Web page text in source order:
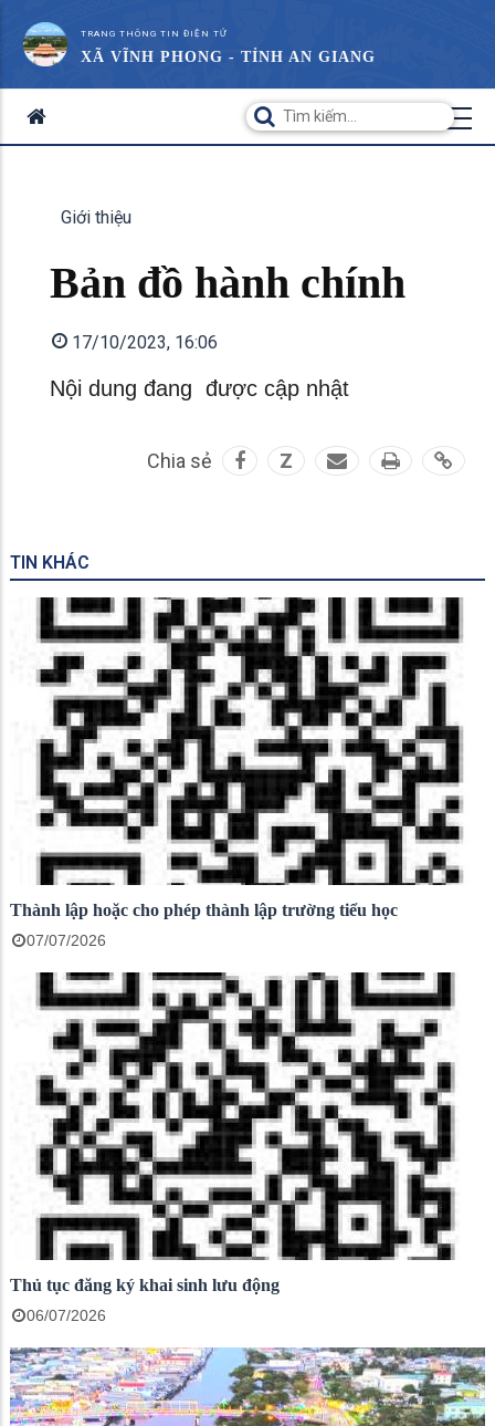
TRANG THÔNG TIN ĐIỆN TỬ
XÃ VĨNH PHONG - TỈNH AN GIANG
Giới thiệu
Bản đồ hành chính
17/10/2023, 16:06
Nội dung đang được cập nhật
Chia sẻ Z
TIN KHÁC
Thành lập hoặc cho phép thành lập trường tiểu học
07/07/2026
Thủ tục đăng ký khai sinh lưu động
06/07/2026